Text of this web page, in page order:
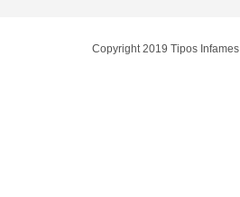
Copyright 2019 Tipos Infames